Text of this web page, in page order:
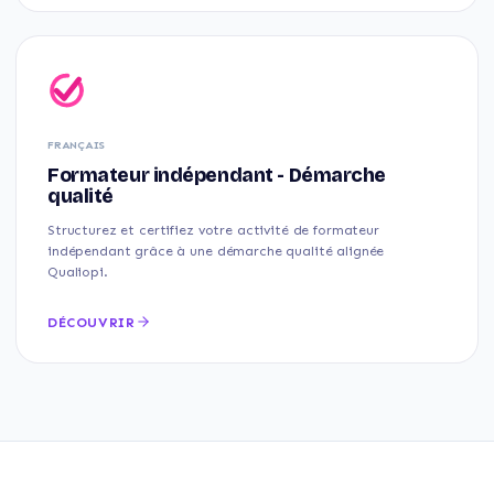
FRANÇAIS
Formateur indépendant - Démarche
qualité
Structurez et certifiez votre activité de formateur
indépendant grâce à une démarche qualité alignée
Qualiopi.
DÉCOUVRIR